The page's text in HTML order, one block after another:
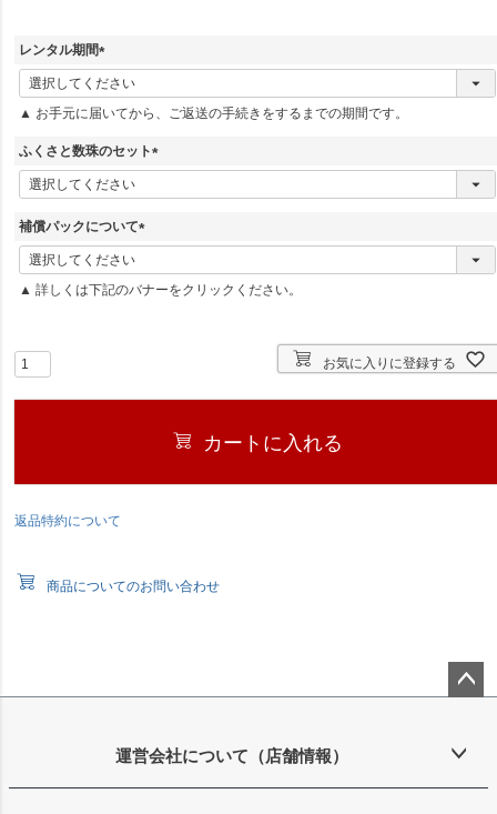
レンタル期間
(
必
須
▲ お手元に届いてから、ご返送の手続きをするまでの期間です。
ふくさと数珠のセット
(
必
補償パックについて
(
必
須
▲ 詳しくは下記のバナーをクリックください。
お気に入りに登録する
カートに入れる
返品特約について
商品についてのお問い合わせ
ップ
運営会社について（店舗情報）